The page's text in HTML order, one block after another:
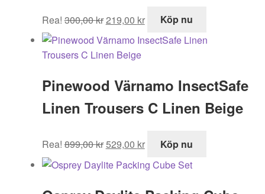
Rea! 300,00kr
ursprungliga
priset
var:
219,00 kr
nuvarande
priset
Köp nu
Pinewood Värnamo InsectSafe
Linen Trousers C Linen Beige
Rea! 899,00kr
ursprungliga
priset
529,00 kr
nuvarande
priset
Köp nu